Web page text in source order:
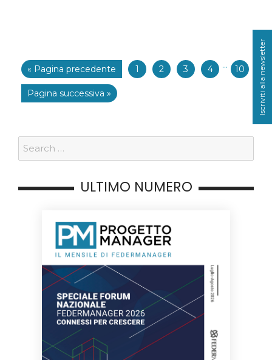
« Pagina precedente 1 2 3 4 ··· 10
Pagina successiva »
ULTIMO NUMERO
Iscriviti alla newsletter